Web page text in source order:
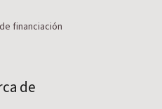
financiación
de